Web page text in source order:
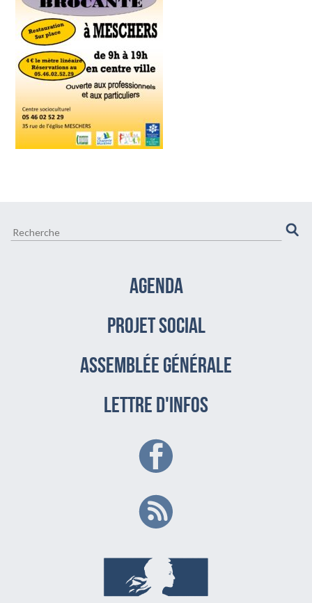
CULTURE ET VIE LOCALE
BIEN-ÊTRE VIEILLIR BIEN
AGENDA
PROJET SOCIAL
assemblée générale
LETTRE D'INFOS